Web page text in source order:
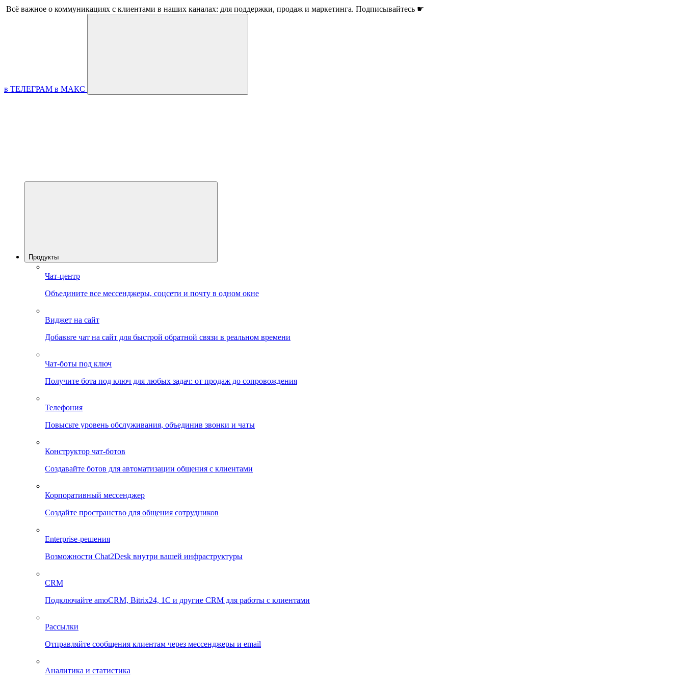
Всё важное о коммуникациях с клиентами в наших каналах: для поддержки, продаж и маркетинга. Подписывайтесь ☛
в ТЕЛЕГРАМ в МАКС
Продукты
Чат-центр
Объедините все мессенджеры, соцсети и почту в одном окне
Виджет на сайт
Добавьте чат на сайт для быстрой обратной связи в реальном времени
Чат-боты под ключ
Получите бота под ключ для любых задач: от продаж до сопровождения
Телефония
Повысьте уровень обслуживания, объединив звонки и чаты
Конструктор чат-ботов
Создавайте ботов для автоматизации общения с клиентами
Корпоративный мессенджер
Создайте пространство для общения сотрудников
Enterprise-решения
Возможности Chat2Desk внутри вашей инфраструктуры
CRM
Подключайте amoCRM, Bitrix24, 1C и другие CRM для работы с клиентами
Рассылки
Отправляйте сообщения клиентам через мессенджеры и email
Аналитика и статистика